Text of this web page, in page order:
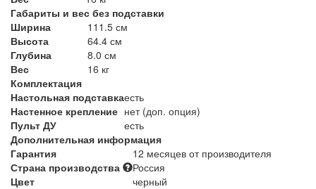
Габариты и вес без подставки
Ширина
111.5 см
Высота
64.4 см
Глубина
8.0 см
Вес
16 кг
Комплектация
Настольная подставкаесть
Настенное крепление нет (доп. опция)
Пульт ДУ
есть
Дополнительная информация
Гарантия
12 месяцев от производителя
Страна производства
Россия
Цвет
черный